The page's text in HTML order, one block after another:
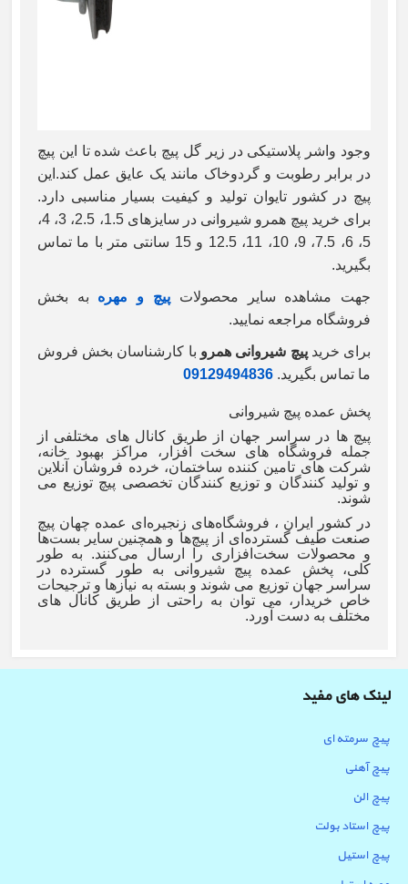
وجود واشر پلاستیکی در زیر گل پیچ باعث شده تا این پیچ
در برابر رطوبت و گردوخاک مانند یک عایق عمل کند.این
پیچ در کشور تایوان تولید و کیفیت بسیار مناسبی دارد.
برای خرید پیچ همرو شیروانی در سایزهای 1.5، 2.5، 3، 4،
5، 6، 7.5، 9، 10، 11، 12.5 و 15 سانتی متر با ما تماس
بگیرید.
جهت مشاهده سایر محصولات پیچ و مهره به بخش
فروشگاه مراجعه نمایید.
برای خریدپیچ شیروانی همرو با کارشناسان بخش فروش
ما تماس بگیرید. 09129494836
پخش عمده پیچ شیروانی
پیچ ها در سراسر جهان از طریق کانال های مختلفی از
جمله فروشگاه های سخت افزار، مراکز بهبود خانه،
شرکت های تامین کننده ساختمان، خرده فروشان آنلاین
و تولید کنندگان و توزیع کنندگان تخصصی پیچ توزیع می
شوند.
در کشور ایران ، فروشگاه‌های زنجیره‌ای عمده چهان پیچ
صنعت طیف گسترده‌ای از پیچ‌ها و همچنین سایر بست‌ها
و محصولات سخت‌افزاری را ارسال می‌کنند. به طور
کلی، پخش عمده پیچ شیروانی به طور گسترده در
سراسر جهان توزیع می شوند و بسته به نیازها و ترجیحات
خاص خریدار، می توان به راحتی از طریق کانال های
مختلف به دست آورد.
لینک های مفید
پیچ سرمته ای
پیچ آهنی
پیچ الن
پیچ استاد بولت
پیچ استیل